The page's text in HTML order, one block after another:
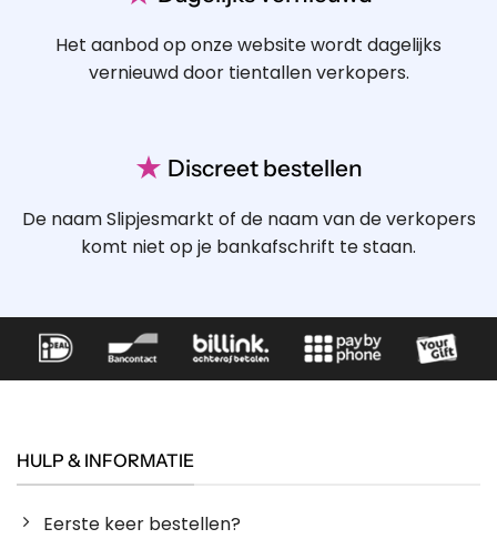
Het aanbod op onze website wordt dagelijks
vernieuwd door tientallen verkopers.
★ Discreet bestellen
De naam Slipjesmarkt of de naam van de verkopers
komt niet op je bankafschrift te staan.
HULP & INFORMATIE
Eerste keer bestellen?